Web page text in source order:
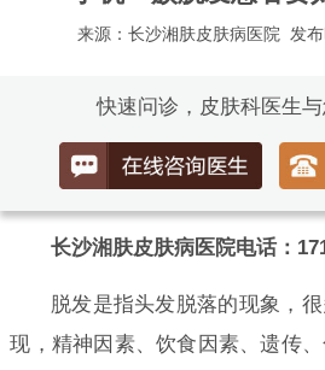
来源：长沙湘肤皮肤病医院 发
快速问诊，皮肤科医生
长沙湘肤皮肤病医院电话：
脱发是指头发脱落的现象，
现，精神因素、饮食因素、遗传